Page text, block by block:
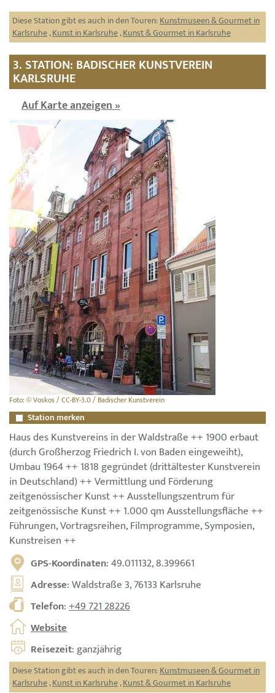
Diese Station gibt es auch in den Touren:Kunstmuseen & Gourmet in
Karlsruhe,Kunst in Karlsruhe,Kunst & Gourmet in Karlsruhe
3. STATION: BADISCHER KUNST­VER­EIN
KARLSRUHE
Auf Karte anzeigen »
Foto: © Voskos / CC-BY-3.0 / Badischer Kunstverein
Station merken
Haus des Kunstvereins in der Waldstraße ++ 1900 erbaut
(durch Großherzog Friedrich I. von Baden eingeweiht),
Umbau 1964 ++ 1818 gegründet (drittältester Kunstverein
in Deutschland) ++ Vermittlung und Förderung
zeitgenössischer Kunst ++ Ausstellungszentrum für
zeitgenössische Kunst ++ 1.000 qm Ausstellungsfläche ++
Führungen, Vortragsreihen, Filmprogramme, Symposien,
Kunstreisen ++
GPS-Koordinaten: 49.011132, 8.399661
Adresse: Waldstraße 3, 76133 Karlsruhe
Telefon:+49 721 28226
Website
Reisezeit: ganzjährig
Diese Station gibt es auch in den Touren:Kunstmuseen & Gourmet in
Karlsruhe,Kunst in Karlsruhe,Kunst & Gourmet in Karlsruhe